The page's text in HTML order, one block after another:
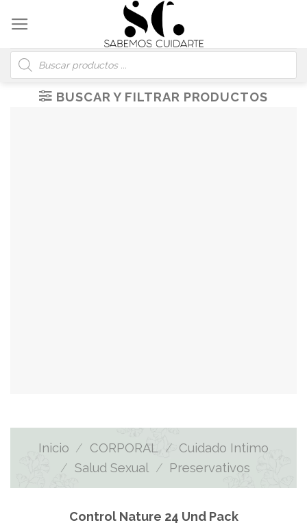
content
Búsqueda
de
productos
BUSCAR Y FILTRAR PRODUCTOS
Inicio / CORPORAL / Cuidado Intimo
/ Salud Sexual / Preservativos
Control Nature 24 Und Pack